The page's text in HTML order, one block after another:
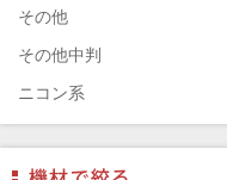
edelkrone（エーデンクロー
Garmin（ガーミン）
Dust-Off（ダストオフ）
DreamMaker（ドリームメ
DNPフォトイメージング(
その他
その他中判
ニコン系
フジフィルム系